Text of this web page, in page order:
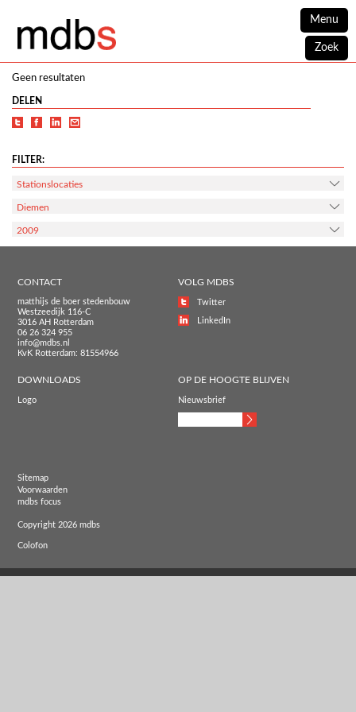
Menu
Zoek
Geen resultaten
DELEN
FILTER:
Stationslocaties
Diemen
2009
CONTACT
matthijs de boer stedenbouw
Westzeedijk 116-C
3016 AH Rotterdam
06 26 324 955
info@mdbs.nl
KvK Rotterdam: 81554966
VOLG MDBS
Twitter
LinkedIn
DOWNLOADS
Logo
OP DE HOOGTE BLIJVEN
Nieuwsbrief
Sitemap
Voorwaarden
mdbs focus
Copyright 2026 mdbs
Colofon